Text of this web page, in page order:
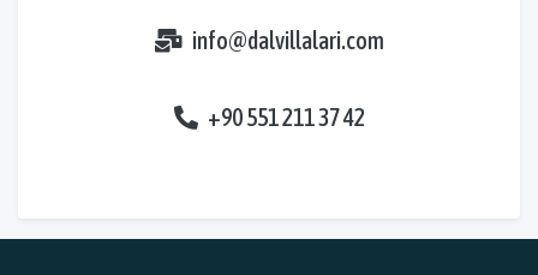
info@dalvillalari.com
+90 551 211 37 42